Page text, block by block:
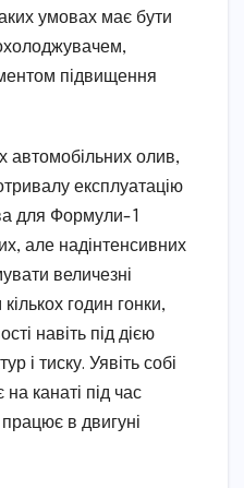
умовах має бути
підвищення
автомобільних олив,
експлуатацію
для Формули-1
але надінтенсивних
величезні
годин гонки,
навіть під дією
і тиску. Уявіть собі
канаті під час
в двигуні